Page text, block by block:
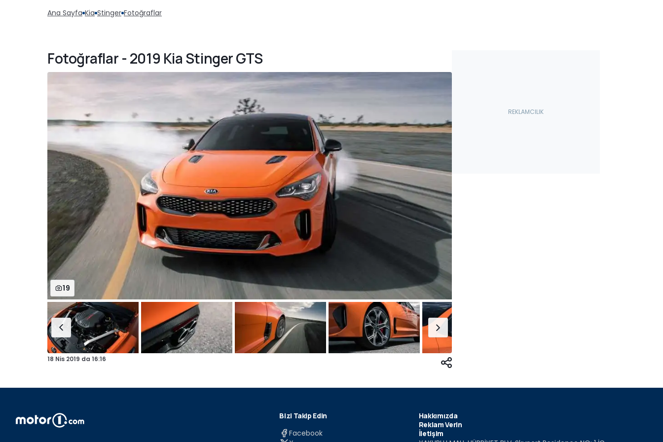
Ana Sayfa Kia Stinger Fotoğraflar
Fotoğraflar - 2019 Kia Stinger GTS
19
18 Nis 2019 da 16:16
Bizi Takip Edin
Facebook
Hakkımızda
Reklam Verin
İletişim